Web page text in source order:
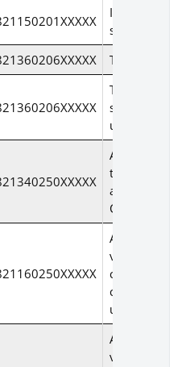
Impozit pe
spectacole
Taxa
Taxa ecarisaj si
situatii de
urgenta
Alte venituri
taxe
administrative
C.I.
Alte impozite
venit, profit si
castiguri din
capital – taxa
urbanism
Alte impozite
venit, profit si